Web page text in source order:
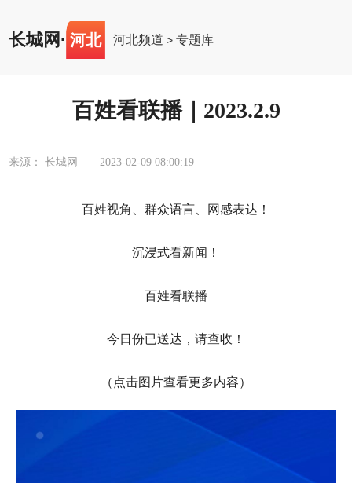
长城网 · 河北 河北频道 >专题库
百姓看联播｜2023.2.9
来源： 长城网 2023-02-09 08:00:19
百姓视角、群众语言、网感表达！
沉浸式看新闻！
百姓看联播
今日份已送达，请查收！
（点击图片查看更多内容）